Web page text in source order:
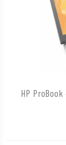
HP ProBook